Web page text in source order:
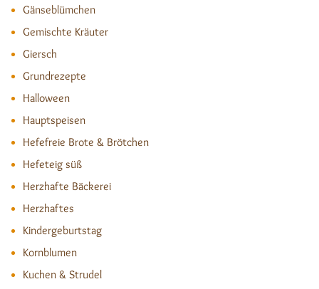
Gänseblümchen
Gemischte Kräuter
Giersch
Grundrezepte
Halloween
Hauptspeisen
Hefefreie Brote & Brötchen
Hefeteig süß
Herzhafte Bäckerei
Herzhaftes
Kindergeburtstag
Kornblumen
Kuchen & Strudel